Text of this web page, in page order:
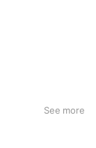
See more